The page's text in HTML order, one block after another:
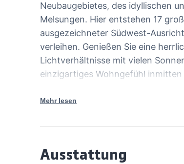
Neubaugebietes, des idyllischen
Melsungen. Hier entstehen 17
ausgezeichneter Südwest-
verleihen. Genießen Sie eine
Lichtverhältnisse mit vielen
einzigartiges Wohngefühl
die Natur als direkten Nachbarn
Kaufpreis bezieht sich auf das
Mehr lesen
Ausstattung